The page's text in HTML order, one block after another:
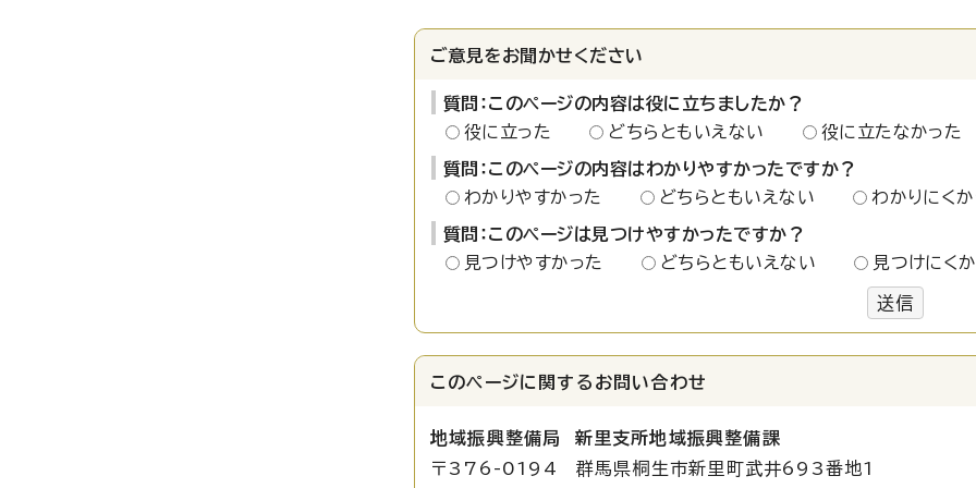
ご意見をお聞かせください
質問：このページの内容は役に立ちましたか？
役に立った
どちらともいえない 役に立たなかった
質問：このページの内容はわかりやすかったですか？
わかりやすかった
どちらともいえない わかりにくか
質問：このページは見つけやすかったですか？
見つけやすかった
どちらともいえない 見つけにく
送信
このページに関する お問い合わせ
地域振興整備局 新里支所地域振興整備課
〒376-0194 群馬県桐生市新里町武井693番地1